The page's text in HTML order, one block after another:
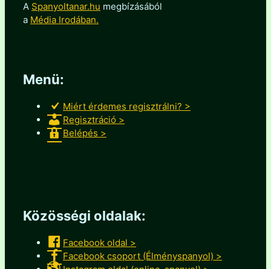
A Spanyoltanar.hu megbízásából
a Média Irodában.
Menü:
Miért érdemes regisztrálni? >
Regisztráció >
Belépés >
Közösségi oldalak:
Facebook oldal >
Facebook csoport (Élményspanyol) >